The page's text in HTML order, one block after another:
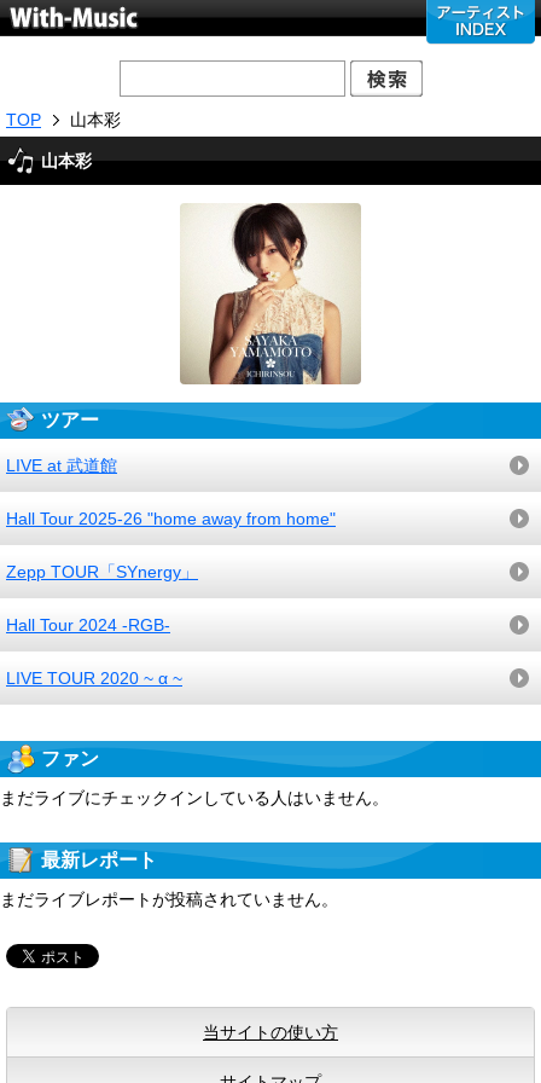
TOP 山本彩
山本彩
ツアー
LIVE at 武道館
Hall Tour 2025-26 "home away from home"
Zepp TOUR「SYnergy」
Hall Tour 2024 -RGB-
LIVE TOUR 2020 ~ α ~
ファン
まだライブにチェックインしている人はいません。
最新レポート
まだライブレポートが投稿されていません。
当サイトの使い方